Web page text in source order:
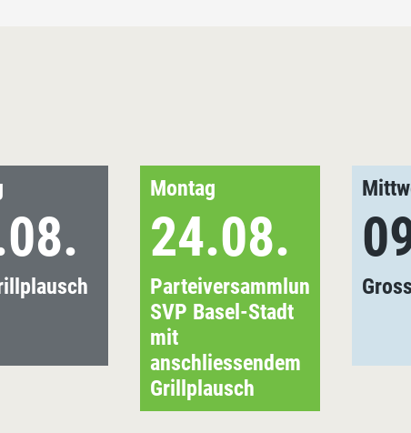
Montag
24.08.
Parteiversammlung
SVP Basel-Stadt
mit
anschliessendem
Grillplausch